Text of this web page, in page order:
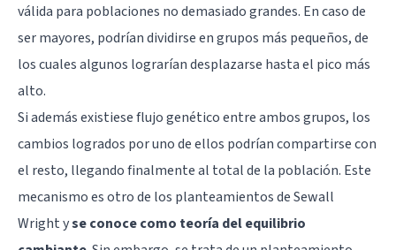
válida para poblaciones no demasiado grandes. En caso de
ser mayores, podrían dividirse en grupos más pequeños, de
los cuales algunos lograrían desplazarse hasta el pico más
alto.
Si además existiese flujo genético entre ambos grupos, los
cambios logrados por uno de ellos podrían compartirse con
el resto, llegando finalmente al total de la población. Este
mecanismo es otro de los planteamientos de Sewall
Wright yse conoce como teoría del equilibrio